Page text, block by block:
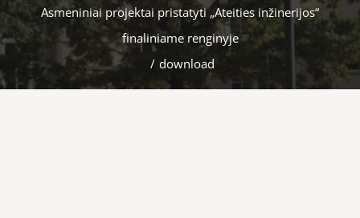
Asmeniniai projektai pristatyti „Ateities inžinerijos“
finaliniame renginyje
/ download